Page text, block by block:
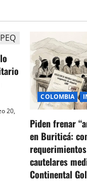
20,
COLOMBIA
Piden frenar
en Buriticá:
cautelares
Continental